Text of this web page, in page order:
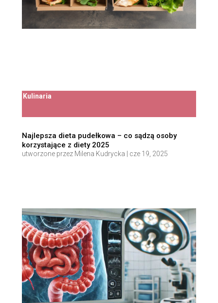
Kulinaria
Najlepsza dieta pudełkowa – co sądzą osoby
korzystające z diety 2025
utworzone przez Milena Kudrycka cze 19, 2025